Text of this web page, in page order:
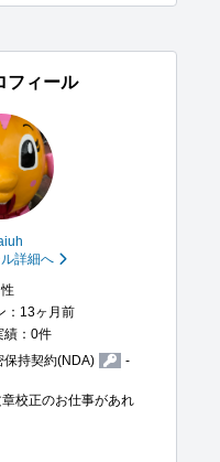
フィール
詳細へ
：13ヶ月前
績：0件
保持契約(NDA) -
校正のお仕事があれ